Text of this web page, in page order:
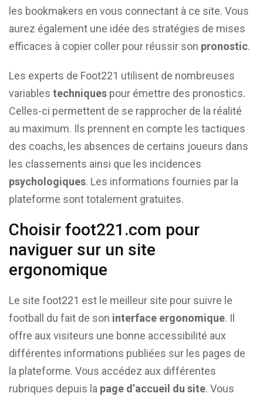
les bookmakers en vous connectant à ce site. Vous
aurez également une idée des stratégies de mises
efficaces à copier coller pour réussir son pronostic.
Les experts de Foot221 utilisent de nombreuses
variables techniques pour émettre des pronostics.
Celles-ci permettent de se rapprocher de la réalité
au maximum. Ils prennent en compte les tactiques
des coachs, les absences de certains joueurs dans
les classements ainsi que les incidences
psychologiques. Les informations fournies par la
plateforme sont totalement gratuites.
Choisir foot221.com pour
naviguer sur un site
ergonomique
Le site foot221 est le meilleur site pour suivre le
football du fait de son interface ergonomique. Il
offre aux visiteurs une bonne accessibilité aux
différentes informations publiées sur les pages de
la plateforme. Vous accédez aux différentes
rubriques depuis la page d’accueil du site. Vous